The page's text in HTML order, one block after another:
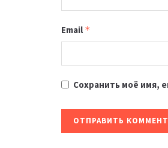
Email *
Сохранить моё имя,